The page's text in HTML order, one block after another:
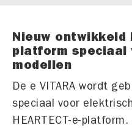
Nieuw ontwikkeld
platform
modellen
De e VITARA wordt
speciaal voor
HEARTECT-e-